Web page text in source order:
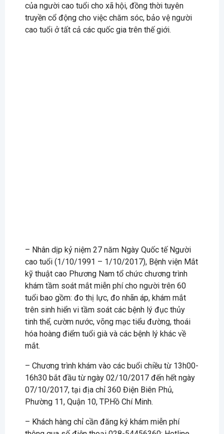
của người cao tuổi cho xã hội, đồng thời tuyên
truyền cổ động cho việc chăm sóc, bảo vệ người
cao tuổi ở tất cả các quốc gia trên thế giới.
– Nhân dịp kỷ niệm 27 năm Ngày Quốc tế Người
cao tuổi (1/10/1991 – 1/10/2017), Bệnh viện Mắt
kỹ thuật cao Phương Nam tổ chức chương trình
khám tầm soát mắt miễn phí cho người trên 60
tuổi bao gồm: đo thị lực, đo nhãn áp, khám mắt
trên sinh hiển vi tầm soát các bệnh lý đục thủy
tinh thể, cườm nước, võng mạc tiểu đường, thoái
hóa hoàng điểm tuổi già và các bệnh lý khác về
mắt.
– Chương trình khám vào các buổi chiều từ 13h00-
16h30 bắt đầu từ ngày 02/10/2017 đến hết ngày
07/10/2017, tại địa chỉ 360 Điện Biên Phủ,
Phường 11, Quận 10, TP.Hồ Chí Minh.
– Khách hàng chỉ cần đăng ký khám miễn phí